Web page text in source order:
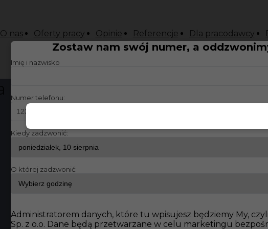
O nas Oferty pracy Opinie Referencje Dla pracodawcy
Zostaw nam swój numer, a
Imię i nazwisko
Numer telefonu:
Kiedy zadzwonić:
O której zadzwonić:
Administratorem danych, które tu wpisujesz będziemy My,
Sp. z o.o. Dane będą przetwarzane w celu marketingu